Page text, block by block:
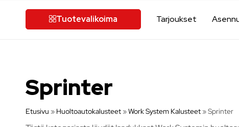
laatutietoiselle
autoilijalleTuotevalikoima Tarjoukset
Sprinter
Etusivu » Huoltoautokalusteet »Work System Kalusteet »Sprinter